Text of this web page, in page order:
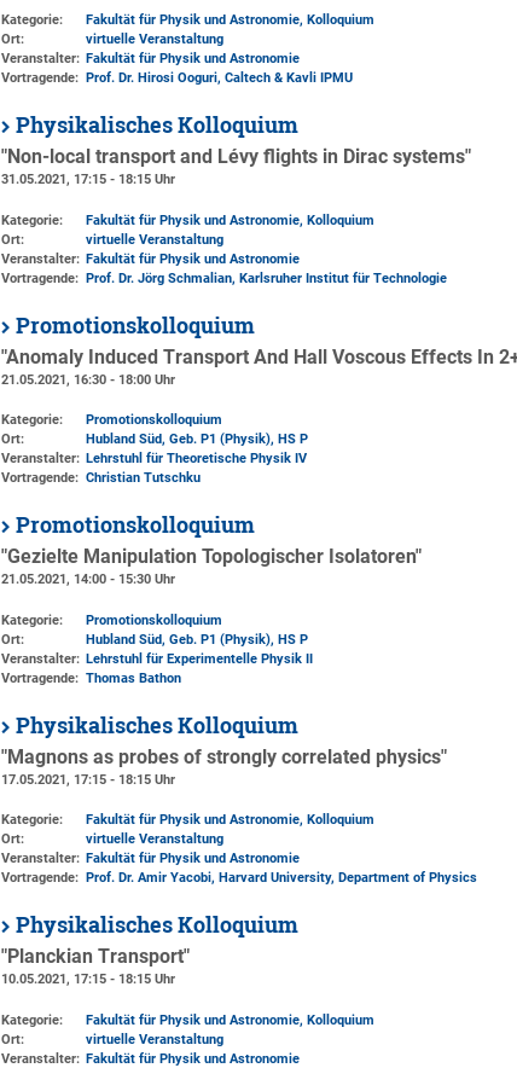
Kategorie:
Fakultät für Physik und Astronomie, Kolloquium
Ort:
virtuelle Veranstaltung
Veranstalter: Fakultät für Physik und Astronomie
Vortragende: Prof. Dr. Hirosi Ooguri, Caltech & Kavli IPMU
Physikalisches Kolloquium
"Non-local transport and Lévy flights in Dirac systems"
31.05.2021, 17:15 - 18:15 Uhr
Kategorie:
Fakultät für Physik und Astronomie, Kolloquium
Ort:
virtuelle Veranstaltung
Veranstalter: Fakultät für Physik und Astronomie
Vortragende: Prof. Dr. Jörg Schmalian, Karlsruher Institut für Technologie
Promotionskolloquium
"Anomaly Induced Transport And Hall Voscous Effects In
21.05.2021, 16:30 - 18:00 Uhr
Kategorie:
Promotionskolloquium
Ort:
Hubland Süd, Geb. P1 (Physik), HS P
Veranstalter: Lehrstuhl für Theoretische Physik IV
Vortragende: Christian Tutschku
Promotionskolloquium
"Gezielte Manipulation Topologischer Isolatoren"
21.05.2021, 14:00 - 15:30 Uhr
Kategorie:
Promotionskolloquium
Ort:
Hubland Süd, Geb. P1 (Physik), HS P
Veranstalter: Lehrstuhl für Experimentelle Physik II
Vortragende: Thomas Bathon
Physikalisches Kolloquium
"Magnons as probes of strongly correlated physics"
17.05.2021, 17:15 - 18:15 Uhr
Kategorie:
Fakultät für Physik und Astronomie, Kolloquium
Ort:
virtuelle Veranstaltung
Veranstalter: Fakultät für Physik und Astronomie
Vortragende: Prof. Dr. Amir Yacobi, Harvard University, Department of Physics
Physikalisches Kolloquium
"Planckian Transport"
10.05.2021, 17:15 - 18:15 Uhr
Kategorie:
Fakultät für Physik und Astronomie, Kolloquium
Ort:
virtuelle Veranstaltung
Veranstalter: Fakultät für Physik und Astronomie